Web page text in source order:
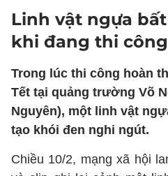
Linh vật ngựa
khi đang thi
Trong lúc thi công hoàn
Tết tại quảng trường Võ
Nguyên), một linh vật
tạo khói đen nghi ngút.
Chiều 10/2, mạng xã hội